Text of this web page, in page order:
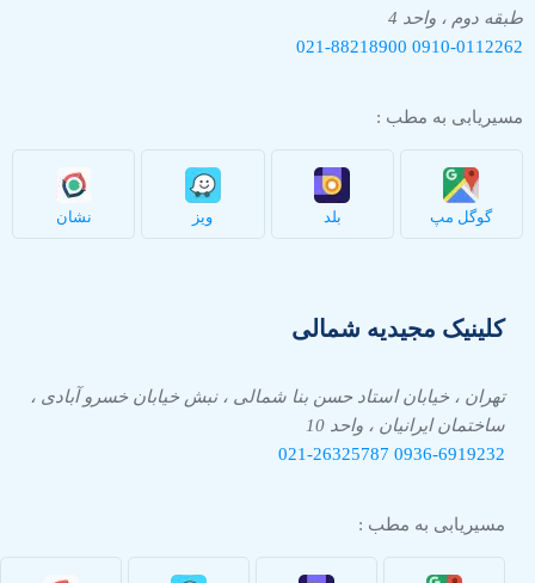
طبقه دوم ، واحد 4
0910-0112262
021-88218900
مسیریابی به مطب :
گوگل مپ بلد ویز نشان
کلینیک مجیدیه شمالی
تهران ، خیابان استاد حسن بنا شمالی ، نبش خیابان خسرو آبادی ،
ساختمان ایرانیان ، واحد 10
0936-6919232
021-26325787
مسیریابی به مطب :